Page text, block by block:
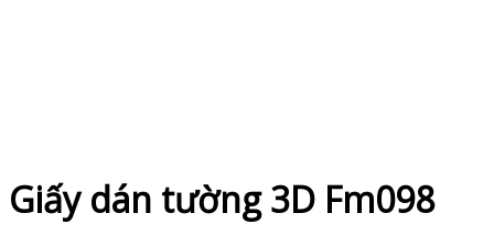
Giấy dán tường 3D Fm098